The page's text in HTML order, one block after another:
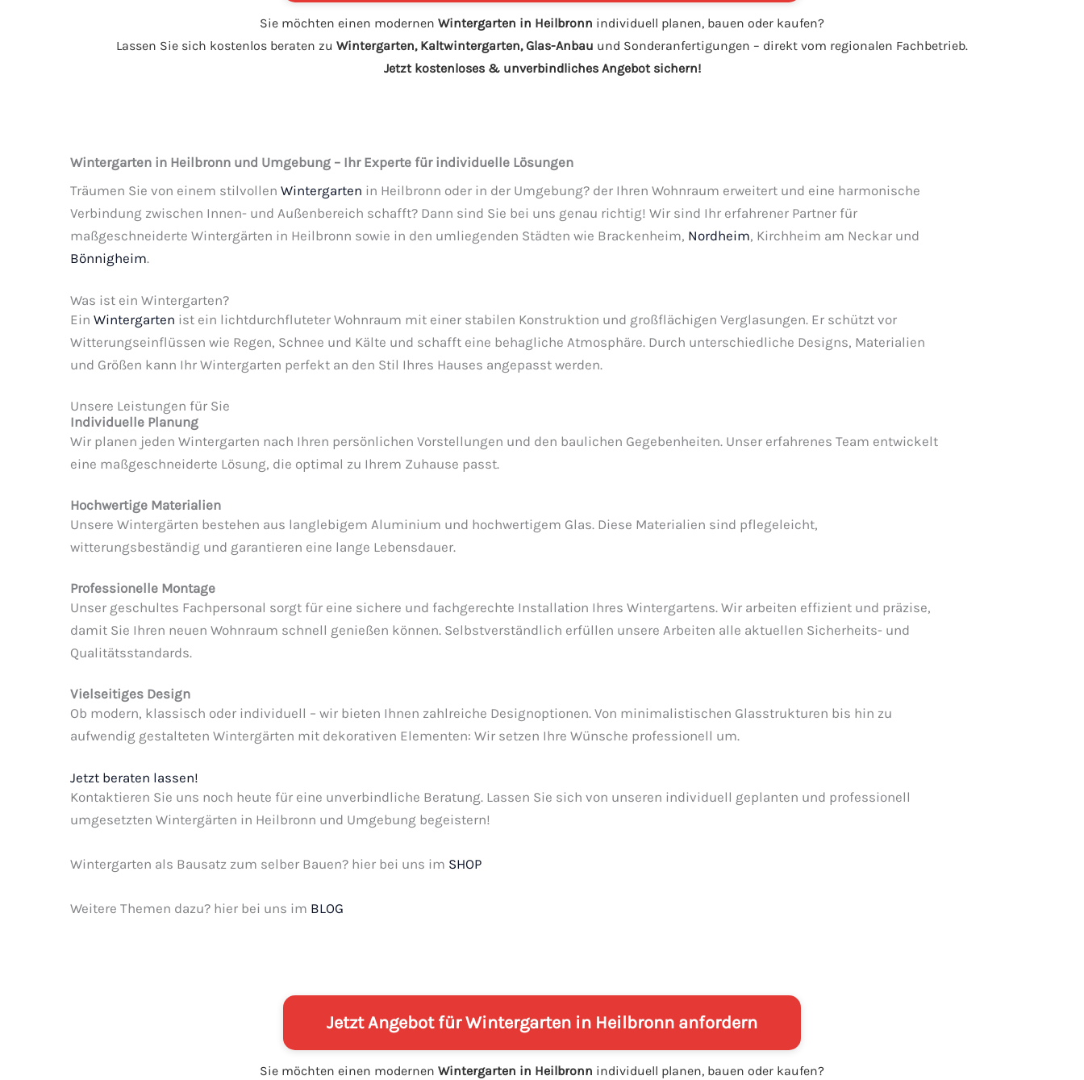
Sie möchten einen modernen Wintergarten in Heilbronn individuell planen, bauen oder kaufen?
Lassen Sie sich kostenlos beraten zu Wintergarten, Kaltwintergarten, Glas-Anbau und Sonderanfertigungen – direkt vom regionalen Fachbetrieb.
Jetzt kostenloses & unverbindliches Angebot sichern!
Wintergarten in Heilbronn und Umgebung – Ihr Experte für individuelle Lösungen
Träumen Sie von einem stilvollen Wintergarten in Heilbronn oder in der Umgebung? der Ihren Wohnraum erweitert und eine harmonische
Verbindung zwischen Innen- und Außenbereich schafft? Dann sind Sie bei uns genau richtig! Wir sind Ihr erfahrener Partner für
maßgeschneiderte Wintergärten in Heilbronn sowie in den umliegenden Städten wie Brackenheim, Nordheim, Kirchheim am Neckar und
Bönnigheim.
Was ist ein Wintergarten?
Ein Wintergarten ist ein lichtdurchfluteter Wohnraum mit einer stabilen Konstruktion und großflächigen Verglasungen. Er schützt vor
Witterungseinflüssen wie Regen, Schnee und Kälte und schafft eine behagliche Atmosphäre. Durch unterschiedliche Designs, Materialien
und Größen kann Ihr Wintergarten perfekt an den Stil Ihres Hauses angepasst werden.
Unsere Leistungen für Sie
Individuelle Planung
Wir planen jeden Wintergarten nach Ihren persönlichen Vorstellungen und den baulichen Gegebenheiten. Unser erfahrenes Team entwickelt
eine maßgeschneiderte Lösung, die optimal zu Ihrem Zuhause passt.
Hochwertige Materialien
Unsere Wintergärten bestehen aus langlebigem Aluminium und hochwertigem Glas. Diese Materialien sind pflegeleicht,
witterungsbeständig und garantieren eine lange Lebensdauer.
Professionelle Montage
Unser geschultes Fachpersonal sorgt für eine sichere und fachgerechte Installation Ihres Wintergartens. Wir arbeiten effizient und präzise,
damit Sie Ihren neuen Wohnraum schnell genießen können. Selbstverständlich erfüllen unsere Arbeiten alle aktuellen Sicherheits- und
Qualitätsstandards.
Vielseitiges Design
Ob modern, klassisch oder individuell – wir bieten Ihnen zahlreiche Designoptionen. Von minimalistischen Glasstrukturen bis hin zu
aufwendig gestalteten Wintergärten mit dekorativen Elementen: Wir setzen Ihre Wünsche professionell um.
Jetzt beraten lassen!
Kontaktieren Sie uns noch heute für eine unverbindliche Beratung. Lassen Sie sich von unseren individuell geplanten und professionell
umgesetzten Wintergärten in Heilbronn und Umgebung begeistern!
Wintergarten als Bausatz zum selber Bauen? hier bei uns im SHOP
Weitere Themen dazu? hier bei uns im BLOG
Jetzt Angebot für Wintergarten in Heilbronn anfordern
Sie möchten einen modernen Wintergarten in Heilbronn individuell planen, bauen oder kaufen?